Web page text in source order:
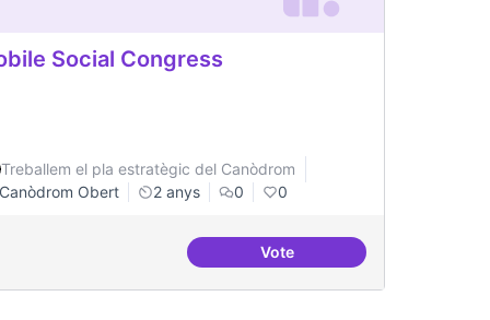
Comunitat de residències sostenible i perdurable
Social Congress
Treballem el pla estratègic del Canòdrom
Canòdrom Obert
2 anys 0 0
VoteMobile Social Congress